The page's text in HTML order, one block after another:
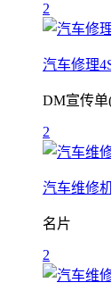
2
汽车修理
DM宣传单
2
汽车维修
名片
2